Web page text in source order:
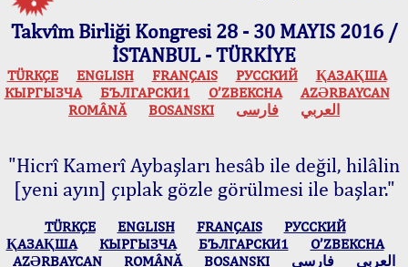
Takvîm Birliği Kongresi 28 - 30 MAYIS 2016 /
İSTANBUL - TÜRKİYE
TÜRKÇE ENGLISH FRANÇAIS РУССКИЙ
ҚАЗАҚША
КЫPГЫЗЧA
БЪЛГАРСКИ1 O’ZBEKCHA
AZӘRBAYCAN
ROMÂNĂ
BOSANSKI العربي فارسی
"Hicrî Kamerî Aybaşları hesâb ile değil, hilâlin
[yeni ayın] çıplak gözle görülmesi ile başlar."
TÜRKÇE ENGLISH FRANÇAIS
РУССКИЙ
ҚАЗАҚША
КЫPГЫЗЧA БЪЛГАРСКИ1
O’ZBEKCHA
AZӘRBAYCAN
ROMÂNĂ BOSANSKI العربي فارسی